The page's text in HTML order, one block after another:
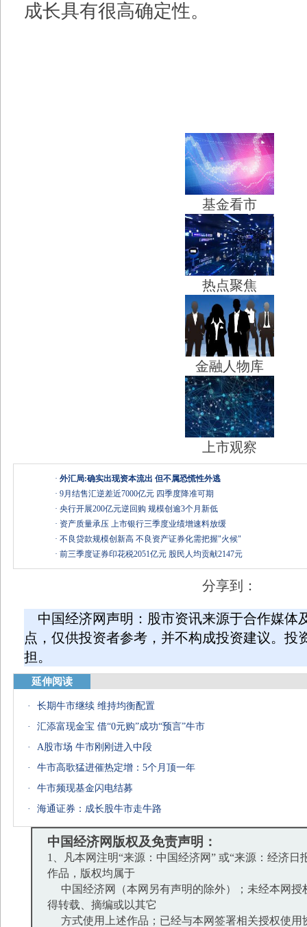
成长具有很高确定性。
基金看市
热点聚焦
金融人物库
上市观察
· 外汇局:确实出现资本流出 但不属恐慌性外逃
· 9月结售汇逆差近7000亿元 四季度降准可期
· 央行开展200亿元逆回购 规模创逾3个月新低
· 资产质量承压 上市银行三季度业绩增速料放缓
· 不良贷款规模创新高 不良资产证券化需把握"火候"
· 前三季度证券印花税2051亿元 股民人均贡献2147元
分享到：
中国经济网声明：股市资讯来源于合作媒体
点，仅供投资者参考，并不构成投资建议。投
担。
延伸阅读
·
长期牛市继续 维持均衡配置
·
汇添富现金宝 借“0元购”成功“预言”牛市
·
A股市场 牛市刚刚进入中段
·
牛市高歌猛进催热定增：5个月顶一年
·
牛市频现基金闪电结募
·
海通证券：成长股牛市走牛路
中国经济网版权及免责声明：
1、凡本网注明“来源：中国经济网” 或“来源：经济日
作品，版权均属于
中国经济网（本网另有声明的除外）；未经本网授
得转载、摘编或以其它
方式使用上述作品；已经与本网签署相关授权使用